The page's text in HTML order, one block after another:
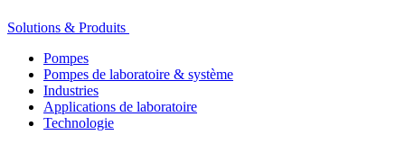
Solutions & Produits
Pompes
Pompes de laboratoire & système
Industries
Applications de laboratoire
Technologie